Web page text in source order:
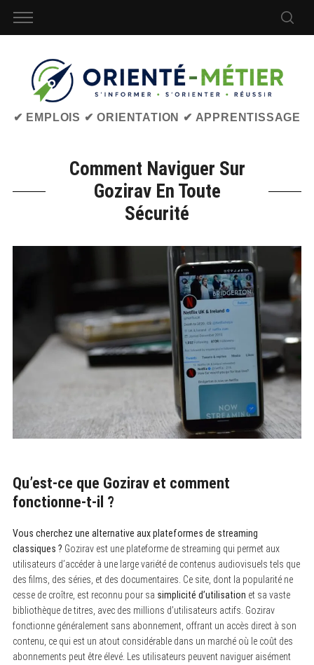
✔ EMPLOIS ✔ ORIENTATION ✔ APPRENTISSAGE
Comment Naviguer Sur
Gozirav En Toute
Sécurité
Qu’est-ce que Gozirav et comment
fonctionne-t-il ?
Vous cherchez une alternative aux plateformes de streaming
classiques ? Gozirav est une plateforme de streaming qui permet aux
utilisateurs d’accéder à une large variété de contenus audiovisuels tels que
des films, des séries, et des documentaires. Ce site, dont la popularité ne
cesse de croître, est reconnu pour sa simplicité d’utilisation et sa vaste
bibliothèque de titres, avec des millions d’utilisateurs actifs. Gozirav
fonctionne généralement sans abonnement, offrant un accès direct à son
contenu, ce qui est un atout considérable dans un marché où le coût des
abonnements peut être élevé. Les utilisateurs peuvent naviguer aisément